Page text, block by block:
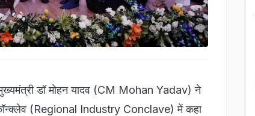
डॉ मोहन यादव (CM Mohan Yadav) ने
(Regional Industry Conclave) में कहा